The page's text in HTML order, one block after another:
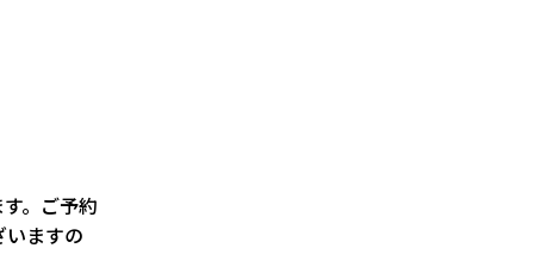
。ご予約
いますの